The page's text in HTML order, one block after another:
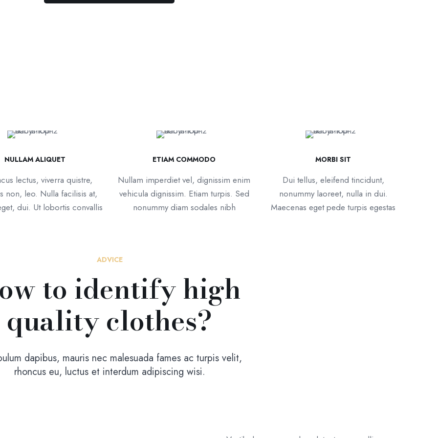
NULLAM ALIQUET
lectus, viverra quistre,
non, leo. Nulla facilisis at,
dui. Ut lobortis convallis
ETIAM COMMODO
Nullam imperdiet vel, dignissim enim
vehicula dignissim. Etiam turpis. Sed
nonummy diam sodales nibh
MORBI SIT
Dui tellus, eleifend tincidunt,
nonummy laoreet, nulla in dui.
Maecenas eget pede turpis egestas
ADVICE
to identify high
quality clothes?
dapibus, mauris nec malesuada fames ac turpis velit,
rhoncus eu, luctus et interdum adipiscing wisi.